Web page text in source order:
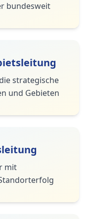
bundesweit
strategische
und Gebieten
mit